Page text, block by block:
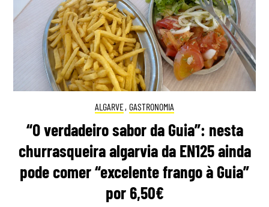
ALGARVE, GASTRONOMIA
“O verdadeiro sabor da Guia”: nesta
churrasqueira algarvia da EN125 ainda
pode comer “excelente frango à Guia”
por 6,50€